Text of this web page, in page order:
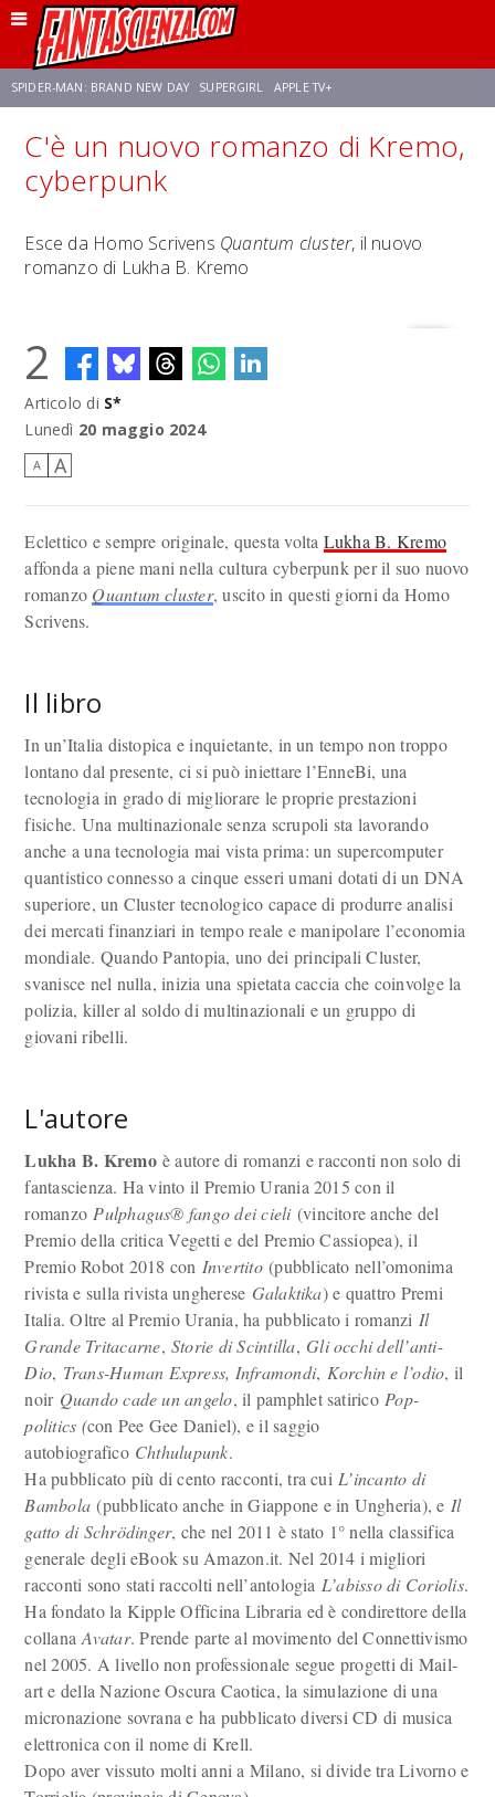
SPIDER-MAN: BRAND NEW DAY SUPERGIRL APPLE TV+
FRANCO RICCIARDIELLO ZENDAYA STAR TREK AVENGERS: DOOMSDAY
C'è un nuovo romanzo di Kremo,
cyberpunk
Esce da Homo Scrivens Quantum cluster, il nuovo
romanzo di Lukha B. Kremo
2
Articolo di S*
Lunedì 20 maggio 2024
A A
Eclettico e sempre originale, questa volta Lukha B. Kremo
affonda a piene mani nella cultura cyberpunk per il suo nuovo
romanzo Quantum cluster, uscito in questi giorni da Homo
Scrivens.
Il libro
In un’Italia distopica e inquietante, in un tempo non troppo
lontano dal presente, ci si può iniettare l’EnneBi, una
tecnologia in grado di migliorare le proprie prestazioni
fisiche. Una multinazionale senza scrupoli sta lavorando
anche a una tecnologia mai vista prima: un supercomputer
quantistico connesso a cinque esseri umani dotati di un DNA
superiore, un Cluster tecnologico capace di produrre analisi
dei mercati finanziari in tempo reale e manipolare l’economia
mondiale. Quando Pantopia, uno dei principali Cluster,
svanisce nel nulla, inizia una spietata caccia che coinvolge la
polizia, killer al soldo di multinazionali e un gruppo di
giovani ribelli.
L'autore
Lukha B. Kremoè autore di romanzi e racconti non solo di
fantascienza. Ha vinto il Premio Urania 2015 con il
romanzo Pulphagus® fango dei cieli(vincitore anche del
Premio della critica Vegetti e del Premio Cassiopea), il
Premio Robot 2018 con Invertito(pubblicato nell’omonima
rivista e sulla rivista ungherese Galaktika) e quattro Premi
Italia. Oltre al Premio Urania, ha pubblicato i romanzi Il
Grande Tritacarne, Storie di Scintilla, Gli occhi dell’anti-
Dio, Trans-Human Express, Inframondi, Korchin e l’odio, il
noir Quando cade un angelo, il pamphlet satirico Pop-
politics (con Pee Gee Daniel), e il saggio
autobiografico Chthulupunk.
Ha pubblicato più di cento racconti, tra cui L’incanto di
Bambola(pubblicato anche in Giappone e in Ungheria), e Il
gatto di Schrödinger, che nel 2011 è stato 1° nella classifica
generale degli eBook su Amazon.it. Nel 2014 i migliori
racconti sono stati raccolti nell’antologia L’abisso di Coriolis.
Ha fondato la Kipple Officina Libraria ed è condirettore della
collanaAvatar. Prende parte al movimento del Connettivismo
nel 2005. A livello non professionale segue progetti di Mail-
art e della Nazione Oscura Caotica, la simulazione di una
micronazione sovrana e ha pubblicato diversi CD di musica
elettronica con il nome di Krell.
Dopo aver vissuto molti anni a Milano, si divide tra Livorno e